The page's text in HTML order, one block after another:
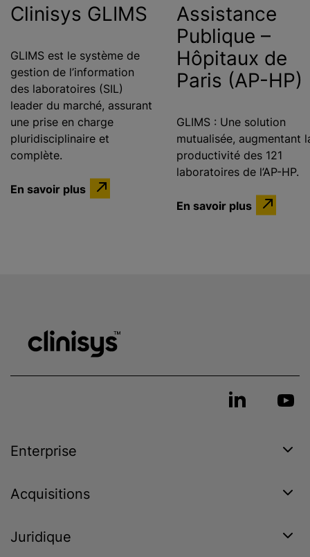
Clinisys GLIMS
GLIMS est le système de
gestion de l’information
des laboratoires (SIL)
leader du marché, assurant
une prise en charge
pluridisciplinaire et
complète.
En savoir plus
Assistance
Publique –
Hôpitaux de
Paris (AP-HP)
GLIMS : Une solution
mutualisée, augmentant
productivité des 121
laboratoires de l’AP-HP.
En savoir plus
Enterprise
Acquisitions
Juridique